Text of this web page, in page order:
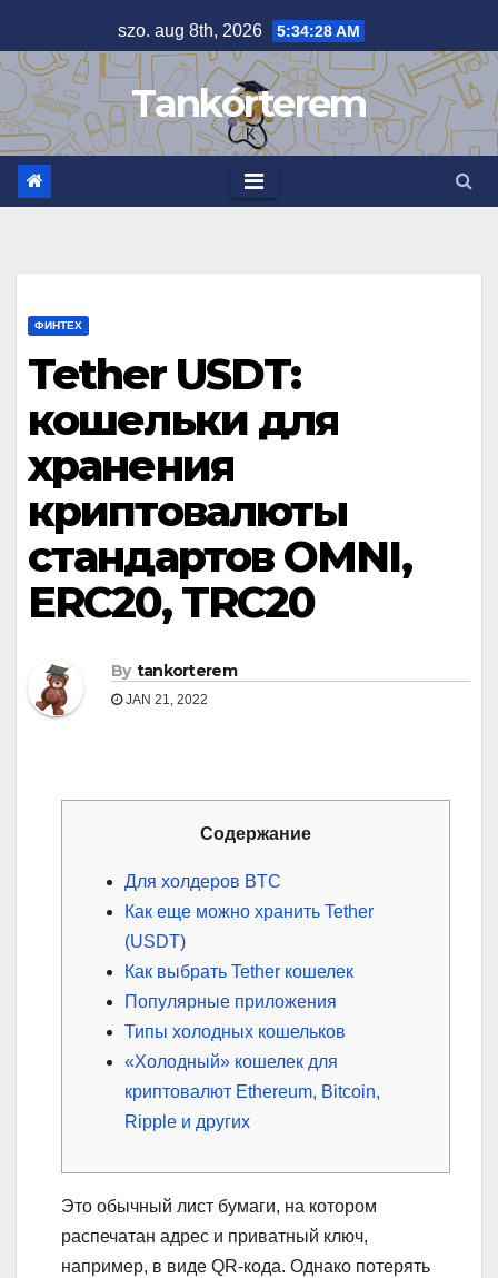
to
content
szo. aug 8th, 2026 5:34:29 AM
Tankórterem
ФИНТЕХ
Tether USDT:
кошельки для
хранения
криптовалюты
стандартов OMNI,
ERC20, TRC20
By tankorterem
JAN 21, 2022
Содержание
Для холдеров BTC
Как еще можно хранить Tether
(USDT)
Как выбрать Tether кошелек
Популярные приложения
Типы холодных кошельков
«Холодный» кошелек для
криптовалют Ethereum, Bitcoin,
Ripple и других
Это обычный лист бумаги, на котором
распечатан адрес и приватный ключ,
например, в виде QR-кода. Однако потерять